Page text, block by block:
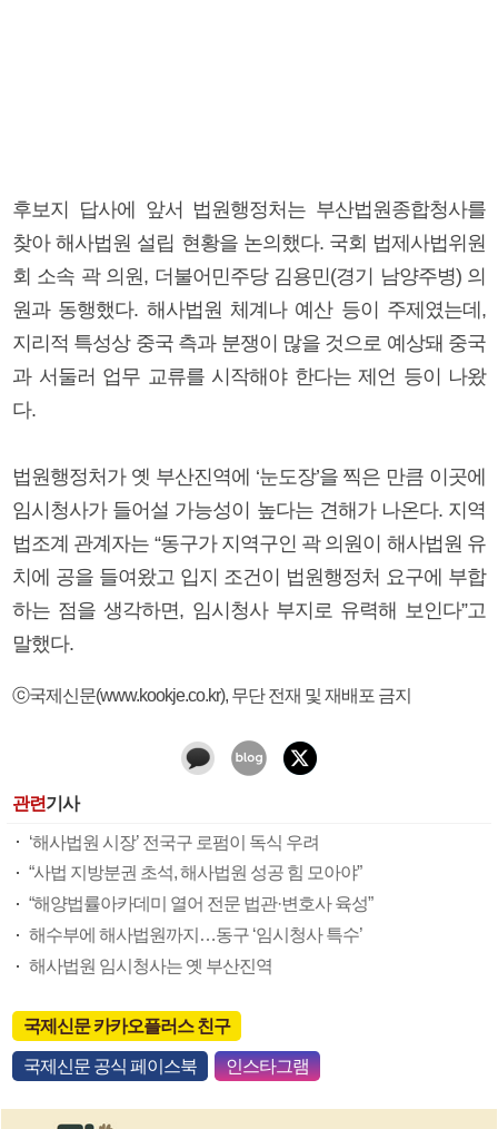
후보지 답사에 앞서 법원행정처는 부산법원종합청사를
찾아 해사법원 설립 현황을 논의했다. 국회 법제사법위원
회 소속 곽 의원, 더불어민주당 김용민(경기 남양주병) 의
원과 동행했다. 해사법원 체계나 예산 등이 주제였는데,
지리적 특성상 중국 측과 분쟁이 많을 것으로 예상돼 중국
과 서둘러 업무 교류를 시작해야 한다는 제언 등이 나왔
다.
법원행정처가 옛 부산진역에 ‘눈도장’을 찍은 만큼 이곳에
임시청사가 들어설 가능성이 높다는 견해가 나온다. 지역
법조계 관계자는 “동구가 지역구인 곽 의원이 해사법원 유
치에 공을 들여왔고 입지 조건이 법원행정처 요구에 부합
하는 점을 생각하면, 임시청사 부지로 유력해 보인다”고
말했다.
ⓒ국제신문(www.kookje.co.kr), 무단 전재 및 재배포 금지
관련기사
‘해사법원 시장’ 전국구 로펌이 독식 우려
“사법 지방분권 초석, 해사법원 성공 힘 모아야”
“해양법률아카데미 열어 전문 법관·변호사 육성”
해수부에 해사법원까지…동구 ‘임시청사 특수’
해사법원 임시청사는 옛 부산진역
국제신문 카카오플러스 친구
국제신문 공식 페이스북 인스타그램